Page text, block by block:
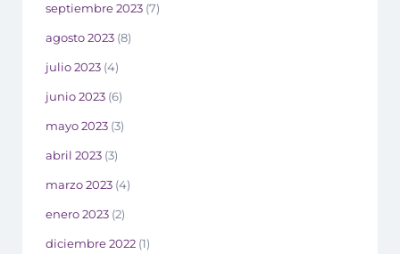
septiembre 2023 (7)
agosto 2023 (8)
julio 2023 (4)
junio 2023 (6)
mayo 2023 (3)
abril 2023 (3)
marzo 2023 (4)
enero 2023 (2)
diciembre 2022 (1)